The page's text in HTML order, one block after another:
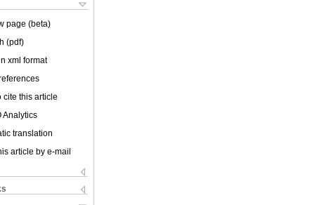
page (beta)
(pdf)
xml format
cite this article
Analytics
translation
article by e-mail